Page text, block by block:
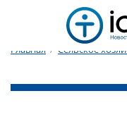
Главная / Сельское